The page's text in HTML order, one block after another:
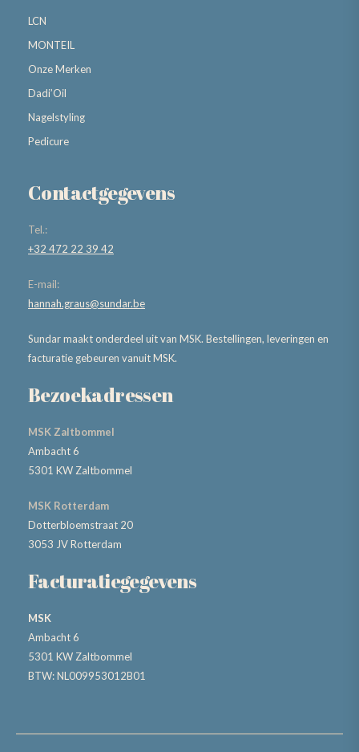
LCN
MONTEIL
Onze Merken
Dadi’Oil
Nagelstyling
Pedicure
Contactgegevens
Tel.:
+32 472 22 39 42
E-mail:
hannah.graus@sundar.be
Sundar maakt onderdeel uit van MSK. Bestellingen, leveringen en
facturatie gebeuren vanuit MSK.
Bezoekadressen
MSK Zaltbommel
Ambacht 6
5301 KW Zaltbommel
MSK Rotterdam
Dotterbloemstraat 20
3053 JV Rotterdam
Facturatiegegevens
MSK
Ambacht 6
5301 KW Zaltbommel
BTW: NL009953012B01